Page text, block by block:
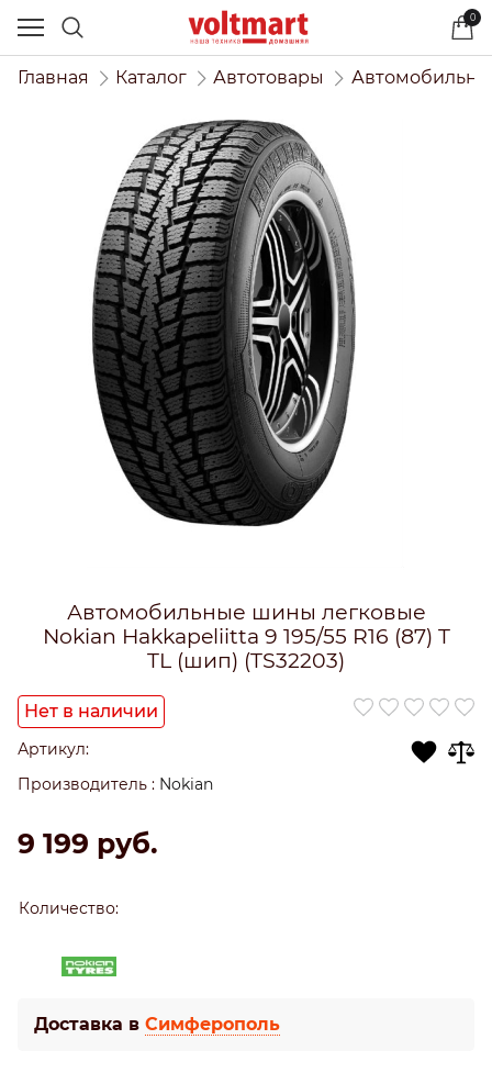
0
Главная Каталог Автотовары
Автомобильные шины легковые
Nokian Hakkapeliitta 9 195/55 R16 (87) T
TL (шип) (TS32203)
Нет в наличии
Артикул:
Производитель : Nokian
9 199 руб.
Количество:
Доставка в Симферополь